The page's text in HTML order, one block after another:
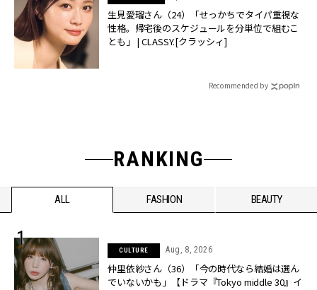
生見愛瑠さん（24）「せっかちでタイパ重視な
性格。帰宅後のスケジュールを分単位で組むこ
とも」 | CLASSY.[クラッシィ]
Recommended by
RANKING
ALL FASHION BEAUTY
CULTURE Aug, 8, 2026
仲里依紗さん（36）「今の時代なら結婚は選ん
でいないかも」【ドラマ『Tokyo middle 30』イ